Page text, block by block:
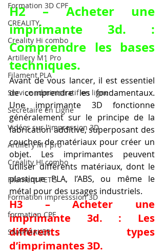
Formation 3D CPF
CREALITY,
Creality Hi combo
Artillery M1 Pro
Filament PLA
Service administratif en ligne
Secrétaire en Ligne
Vidéos sur l'impression 3D,
Artillery M1 pro
Creality HI combo
Filament PETG
Formation impresssion 3D
formation CPF
SNAPMAKER
H2 – Acheter une
imprimante 3d. :
Comprendre les bases
techniques.
Avant de vous lancer, il est essentiel
de comprendre les fondamentaux.
Une imprimante 3D fonctionne
généralement sur le principe de la
fabrication additive, superposant des
couches de matériaux pour créer un
objet. Les imprimantes peuvent
utiliser différents matériaux, dont le
plastique PLA, l’ABS, ou même le
métal pour des usages industriels.
H3 – Acheter une
imprimante 3d. : Les
différents types
d’imprimantes 3D.